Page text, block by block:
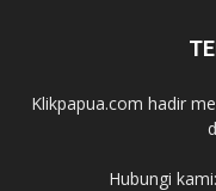
Klikpapua.com hadir
Hubungi kami: